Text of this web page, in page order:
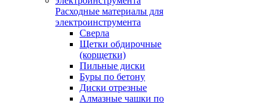
Расходные материалы для
электроинструмента
Сверла
Щетки обдирочные
(корщетки)
Пильные диски
Буры по бетону
Диски отрезные
Алмазные чашки по